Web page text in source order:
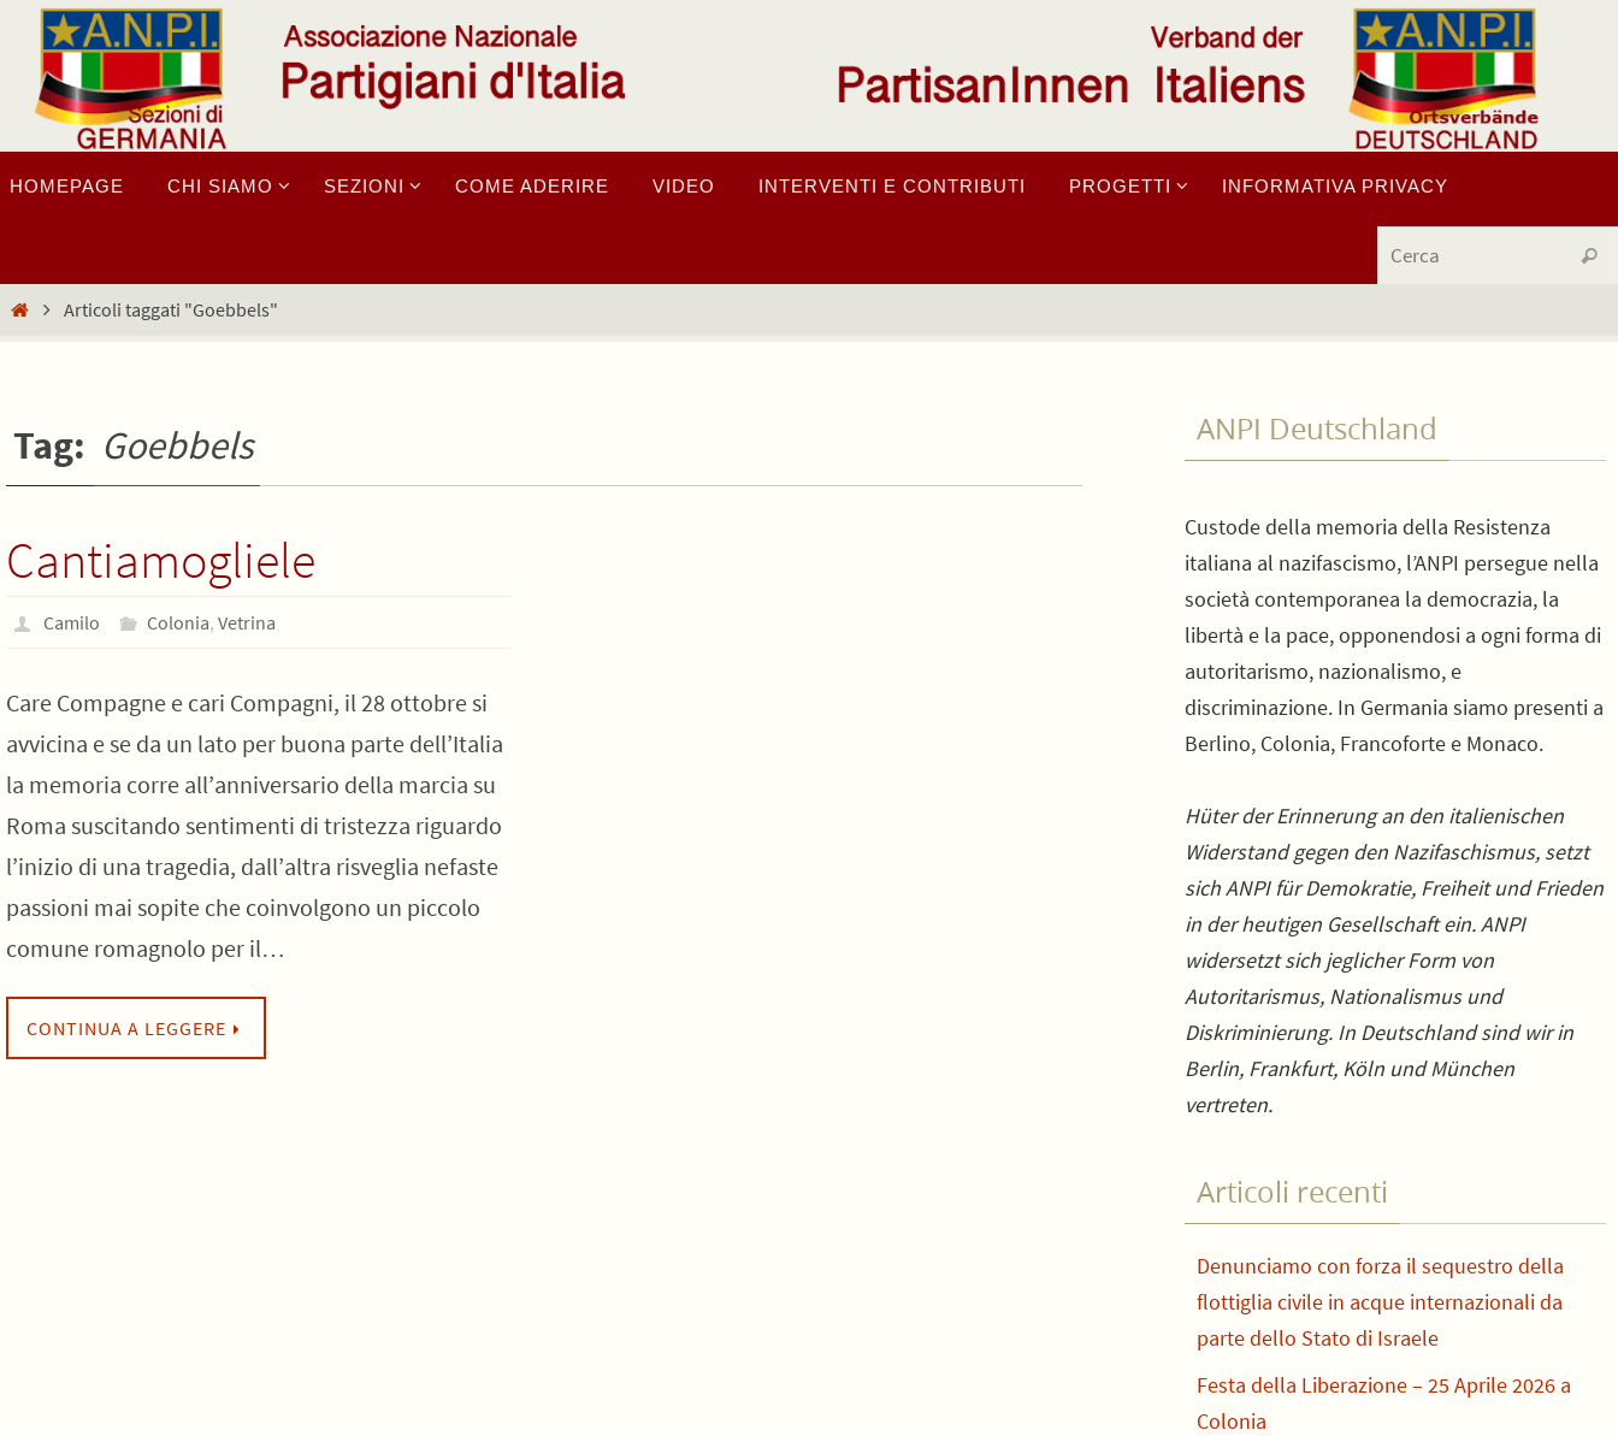
Salta
contenuto
alHOMEPAGE CHI SIAMO SEZIONI COME ADERIRE VIDEO INTERVENTI E CONTRIBUTI PROGETTI INFORMATIVA PRIVACY
Cerca
HomeArticoli taggati "Goebbels"
Tag: Goebbels
Cantiamogliele
Camilo Colonia,Vetrina
Care Compagne e cari Compagni, il 28 ottobre si
avvicina e se da un lato per buona parte dell’Italia
la memoria corre all’anniversario della marcia su
Roma suscitando sentimenti di tristezza riguardo
l’inizio di una tragedia, dall’altra risveglia nefaste
passioni mai sopite che coinvolgono un piccolo
comune romagnolo per il…
CONTINUA A LEGGERE
ANPI Deutschland
Custode della memoria della Resistenza
italiana al nazifascismo, l’ANPI persegue nella
società contemporanea la democrazia, la
libertà e la pace, opponendosi a ogni forma di
autoritarismo, nazionalismo, e
discriminazione. In Germania siamo presenti a
Berlino, Colonia, Francoforte e Monaco.
Hüter der Erinnerung an den italienischen
Widerstand gegen den Nazifaschismus, setzt
sich ANPI für Demokratie, Freiheit und Frieden
in der heutigen Gesellschaft ein. ANPI
widersetzt sich jeglicher Form von
Autoritarismus, Nationalismus und
Diskriminierung. In Deutschland sind wir in
Berlin, Frankfurt, Köln und München
vertreten.
Articoli recenti
Denunciamo con forza il sequestro della
flottiglia civile in acque internazionali da
parte dello Stato di Israele
Festa della Liberazione – 25 Aprile 2026 a
Colonia